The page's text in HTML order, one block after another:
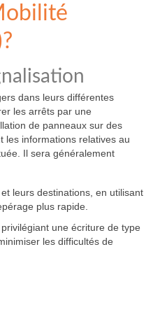
dans leurs différentes
les arrêts par une
de panneaux sur des
les informations relatives au
Il sera généralement
leurs destinations, en utilisant
plus rapide.
une écriture de type
les difficultés de